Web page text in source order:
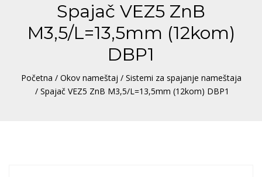
Spajač VEZ5 ZnB
M3,5/L=13,5mm (12kom)
DBP1
Početna / Okov nameštaj / Sistemi za spajanje nameštaja
/ Spajač VEZ5 ZnB M3,5/L=13,5mm (12kom) DBP1